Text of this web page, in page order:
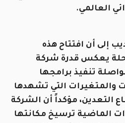
العالمي.
إلى أن افتتاح هذه
يعكس قدرة شركة
تنفيذ برامجها
والمتغيرات التي تشهدها
التعدين، مؤكداً أن الشركة
الماضية ترسيخ مكانتها